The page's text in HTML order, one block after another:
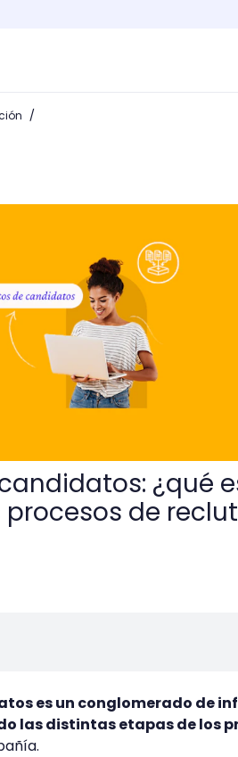
/
es y cómo puede mejorar los
¿qué
de
es un conglomerado de
las distintas etapas de los